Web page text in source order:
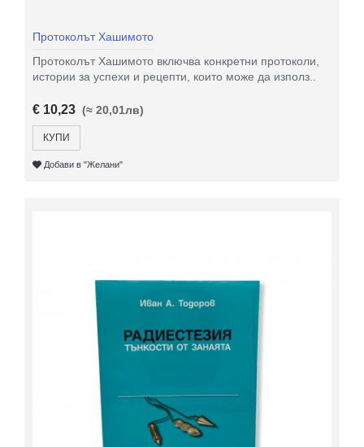
Протоколът Хашимото
Протоколът Хашимото включва конкретни протоколи,
истории за успехи и рецепти, които може да използ..
€ 10,23 (≈ 20,01лв)
КУПИ
Добави в "Желани"